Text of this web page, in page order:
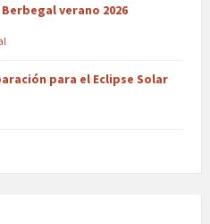
verano 2026
para el Eclipse Solar